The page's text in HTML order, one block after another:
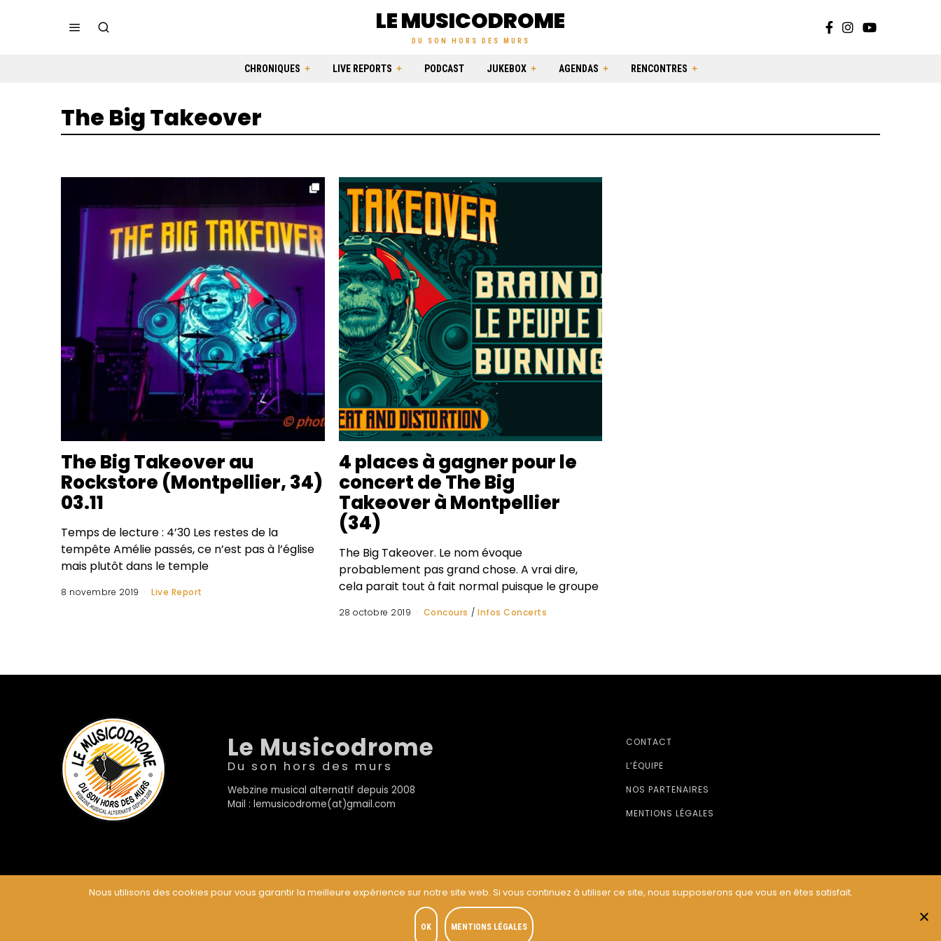
LE MUSICODROME
DU SON HORS DES MURS
CHRONIQUES LIVE REPORTS PODCAST JUKEBOX AGENDAS RENCONTRES
The Big Takeover
The Big Takeover au
Rockstore (Montpellier, 34)
03.11
Temps de lecture : 4’30 Les restes de la
tempête Amélie passés, ce n’est pas à l’église
mais plutôt dans le temple
8 novembre 2019 Live Report
4 places à gagner pour le
concert de The Big
Takeover à Montpellier
(34)
The Big Takeover. Le nom évoque
probablement pas grand chose. A vrai dire,
cela parait tout à fait normal puisque le groupe
28 octobre 2019 Concours / Infos Concerts
Le Musicodrome
Du son hors des murs
Webzine musical alternatif depuis 2008
Mail : lemusicodrome(at)gmail.com
CONTACT
L’ÉQUIPE
NOS PARTENAIRES
MENTIONS LÉGALES
Nous utilisons des cookies pour vous garantir la meilleure expérience sur notre site web. Si vous continuez à utiliser ce site, nous supposerons que vous en êtes satisfait.
OK MENTIONS LÉGALES